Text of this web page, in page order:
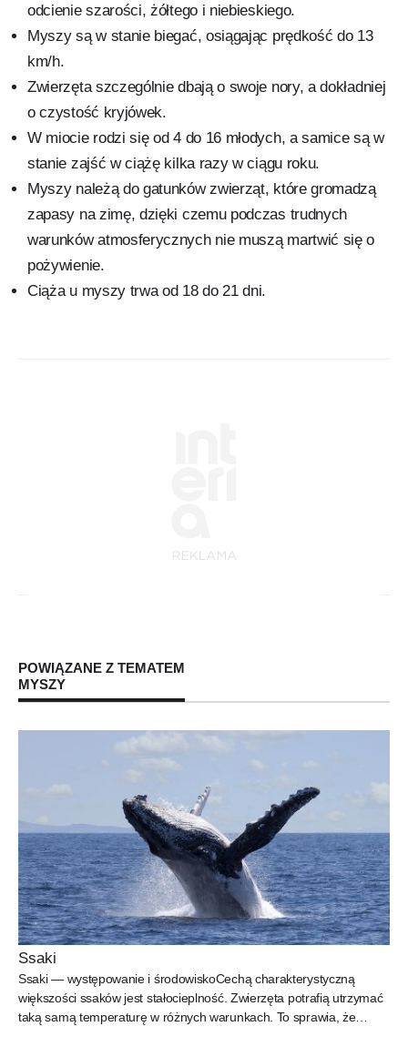
odcienie szarości, żółtego i niebieskiego.
Myszy są w stanie biegać, osiągając prędkość do 13
km/h.
Zwierzęta szczególnie dbają o swoje nory, a dokładniej
o czystość kryjówek.
W miocie rodzi się od 4 do 16 młodych, a samice są w
stanie zajść w ciążę kilka razy w ciągu roku.
Myszy należą do gatunków zwierząt, które gromadzą
zapasy na zimę, dzięki czemu podczas trudnych
warunków atmosferycznych nie muszą martwić się o
pożywienie.
Ciąża u myszy trwa od 18 do 21 dni.
POWIĄZANE Z TEMATEM
MYSZY
Ssaki
Ssaki — występowanie i środowiskoCechą charakterystyczną
większości ssaków jest stałocieplność. Zwierzęta potrafią utrzymać
taką samą temperaturę w różnych warunkach. To sprawia, że